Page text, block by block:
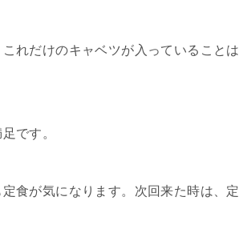
れだけのキャベツが入っていること
です。
食が気になります。次回来た時は、